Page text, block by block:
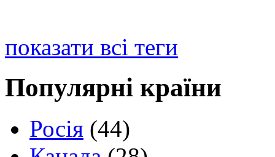
показати всі теги
Популярні країни
Росія (44)